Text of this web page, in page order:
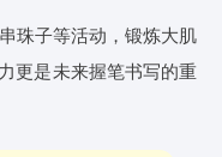
珠子等活动，锻炼大肌
更是未来握笔书写的重